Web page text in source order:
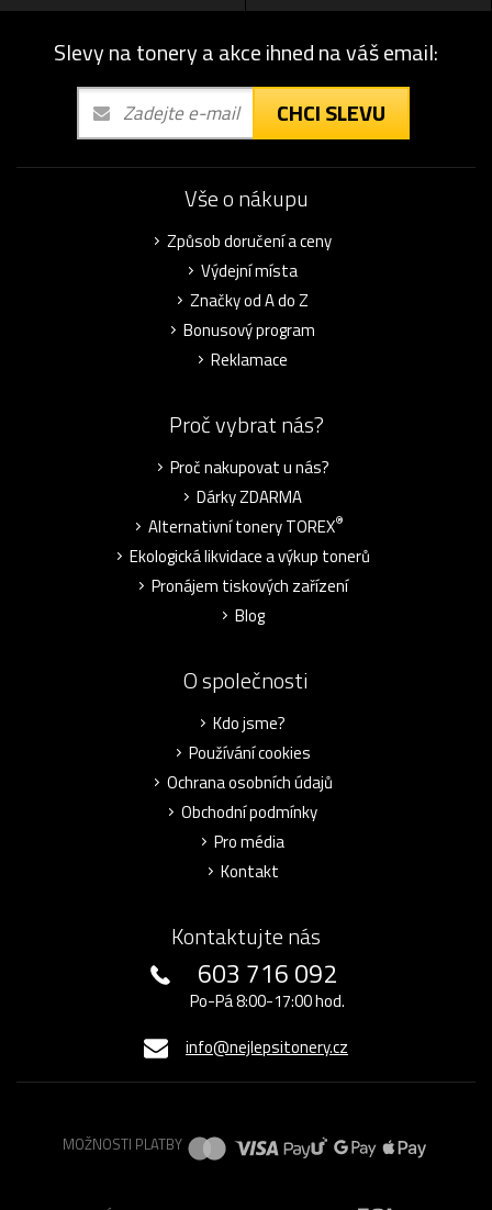
Slevy na tonery a akce ihned na váš email:
CHCI SLEVU
Vše o nákupu
Způsob doručení a ceny
Výdejní místa
Značky od A do Z
Bonusový program
Reklamace
Proč vybrat nás?
Proč nakupovat u nás?
Dárky ZDARMA
Alternativní tonery TOREX®
Ekologická likvidace a výkup tonerů
Pronájem tiskových zařízení
Blog
O společnosti
Kdo jsme?
Používání cookies
Ochrana osobních údajů
Obchodní podmínky
Pro média
Kontakt
Kontaktujte nás
603 716 092
Po-Pá 8:00-17:00 hod.
info@nejlepsitonery.cz
MOŽNOSTI PLATBY